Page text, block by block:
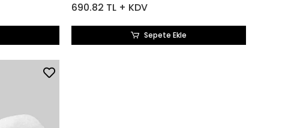
690.82 TL + KDV
Sepete Ekle